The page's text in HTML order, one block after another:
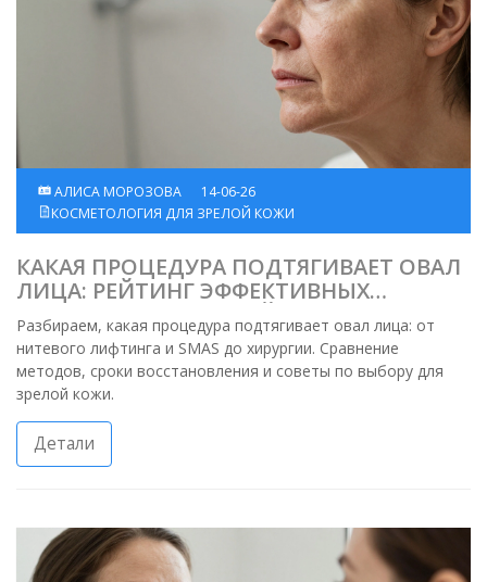
АЛИСА МОРОЗОВА
14-06-26
КОСМЕТОЛОГИЯ ДЛЯ ЗРЕЛОЙ КОЖИ
КАКАЯ ПРОЦЕДУРА ПОДТЯГИВАЕТ ОВАЛ
ЛИЦА: РЕЙТИНГ ЭФФЕКТИВНЫХ
МЕТОДОВ ДЛЯ ЗРЕЛОЙ КОЖИ
Разбираем, какая процедура подтягивает овал лица: от
нитевого лифтинга и SMAS до хирургии. Сравнение
методов, сроки восстановления и советы по выбору для
зрелой кожи.
Детали